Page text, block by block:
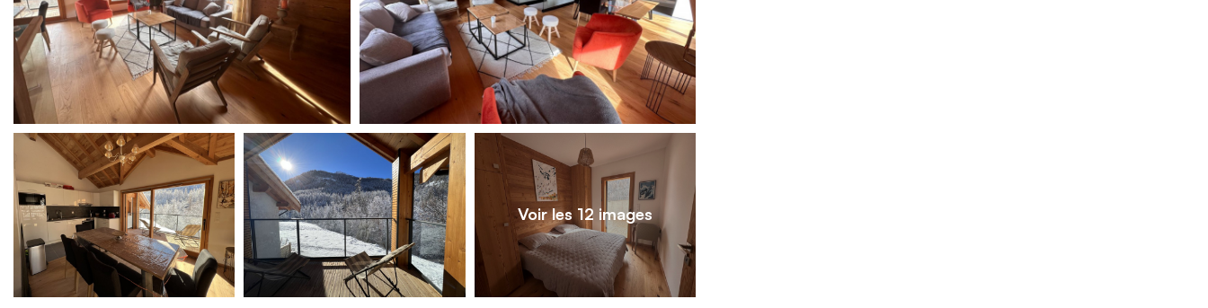
Voir les 12 images
/
12